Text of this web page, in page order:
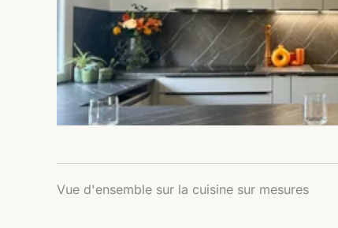
Vue d'ensemble sur la cuisine sur mesures